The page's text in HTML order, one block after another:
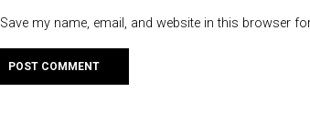
Save my name, email, and website in this browser